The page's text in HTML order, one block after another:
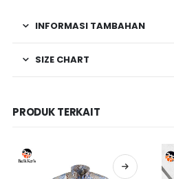
INFORMASI TAMBAHAN
SIZE CHART
PRODUK TERKAIT